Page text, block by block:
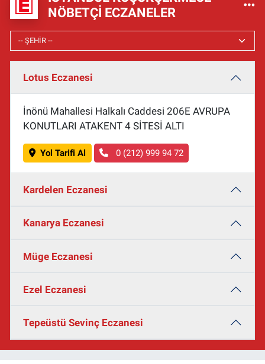
NÖBETÇI ECZANELER
Lotus Eczanesi
İnönü Mahallesi Halkalı Caddesi 206E AVRUPA
KONUTLARI ATAKENT 4 SİTESİ ALTI
Yol Tarifi Al 0 (212) 999 94 72
Kardelen Eczanesi
Kanarya Eczanesi
Müge Eczanesi
Ezel Eczanesi
Tepeüstü Sevinç Eczanesi